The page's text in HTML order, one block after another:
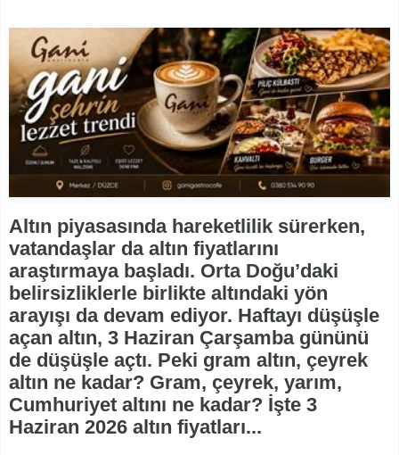
Altın piyasasında hareketlilik sürerken,
vatandaşlar da altın fiyatlarını
araştırmaya başladı. Orta Doğu’daki
belirsizliklerle birlikte altındaki yön
arayışı da devam ediyor. Haftayı düşüşle
açan altın, 3 Haziran Çarşamba gününü
de düşüşle açtı. Peki gram altın, çeyrek
altın ne kadar? Gram, çeyrek, yarım,
Cumhuriyet altını ne kadar? İşte 3
Haziran 2026 altın fiyatları...